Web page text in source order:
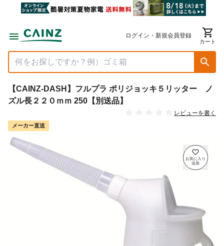
ログイン・新規会員登録
カート
【CAINZ-DASH】フルプラ ポリジョッキ５リッター ノ
ズル長２２０ｍｍ 250【別送品】
レビューを書く
メーカー直送